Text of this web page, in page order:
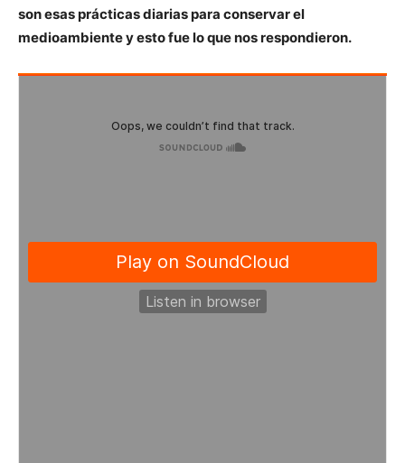
son esas prácticas diarias para conservar el
medioambiente y esto fue lo que nos respondieron.